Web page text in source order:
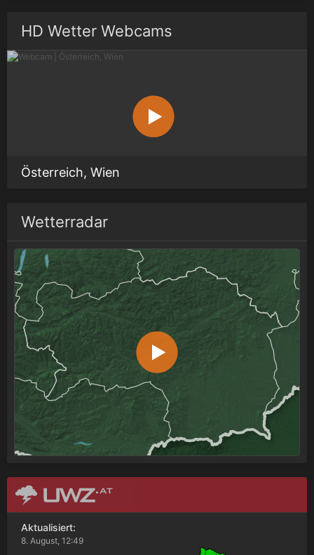
HD Wetter Webcams
Österreich, Wien
Wetterradar
Aktualisiert:
8. August, 12:49